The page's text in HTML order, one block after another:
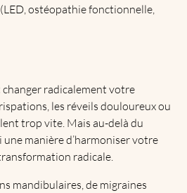
ostéopathie fonctionnelle,
radicalement votre
les réveils douloureux ou
trop vite. Mais au-delà du
une manière d’harmoniser votre
radicale.
mandibulaires, de migraines